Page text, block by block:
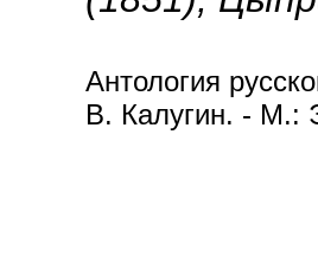
Антология
В. Калугин. - М.: